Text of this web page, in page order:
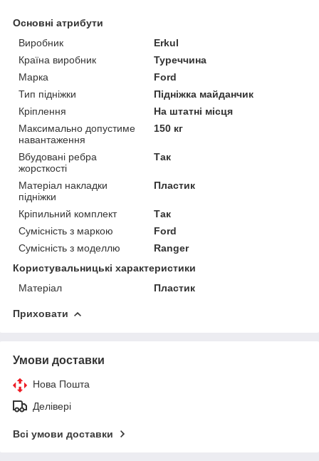
Основні атрибути
Виробник
Erkul
Країна виробник
Туреччина
Марка
Ford
Тип підніжки
Підніжка майданчик
Кріплення
На штатні місця
Максимально допустиме
навантаження
150 кг
Вбудовані ребра
жорсткості
Так
Матеріал накладки
підніжки
Пластик
Кріпильний комплект
Так
Сумісність з маркою
Ford
Сумісність з моделлю
Ranger
Користувальницькі характеристики
Матеріал
Пластик
Приховати
Умови доставки
Нова Пошта
Делівері
Всі умови доставки